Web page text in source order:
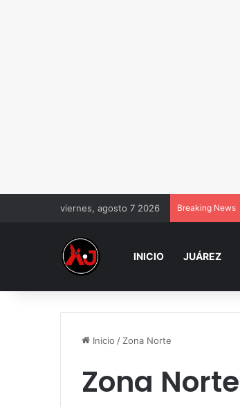
viernes, agosto 7 2026 Breaking News
INICIO JUÁREZ
Inicio / Zona Norte
Zona Norte